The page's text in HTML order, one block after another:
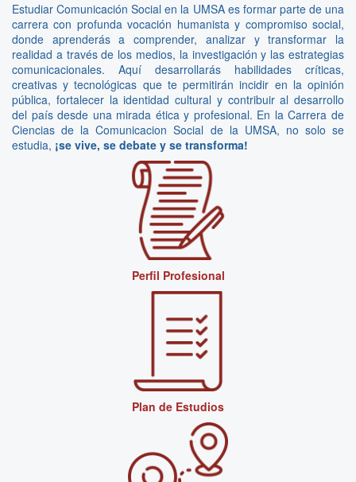
Estudiar Comunicación Social en la UMSA es formar parte de una
carrera con profunda vocación humanista y compromiso social,
donde aprenderás a comprender, analizar y transformar la
realidad a través de los medios, la investigación y las estrategias
comunicacionales. Aquí desarrollarás habilidades críticas,
creativas y tecnológicas que te permitirán incidir en la opinión
pública, fortalecer la identidad cultural y contribuir al desarrollo
del país desde una mirada ética y profesional. En la Carrera de
Ciencias de la Comunicacion Social de la UMSA, no solo se
estudia, ¡se vive, se debate y se transforma!
Perfil Profesional
Plan de Estudios